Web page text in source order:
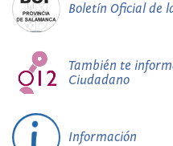
Boletín Oficial de
También te
Ciudadano
Información